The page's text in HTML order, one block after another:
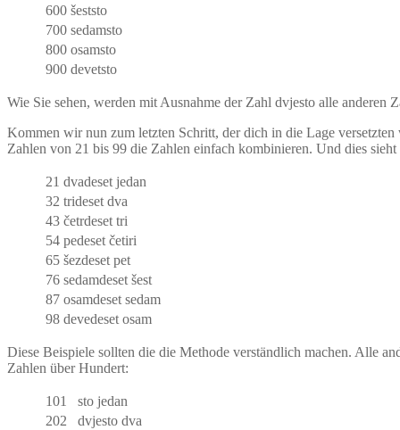
600 šeststo
700 sedamsto
800 osamsto
900 devetsto
Wie Sie sehen, werden mit Ausnahme der Zahl dvjesto alle
Kommen wir nun zum letzten Schritt, der dich in die Lage
Zahlen von 21 bis 99 die Zahlen einfach kombinieren. Und dies
21 dvadeset jedan
32 trideset dva
43 četrdeset tri
54 pedeset četiri
65 šezdeset pet
76 sedamdeset šest
87 osamdeset sedam
98 devedeset osam
Diese Beispiele sollten die die Methode verständlich machen. Alle
Zahlen über Hundert:
101
sto jedan
202
dvjesto dva